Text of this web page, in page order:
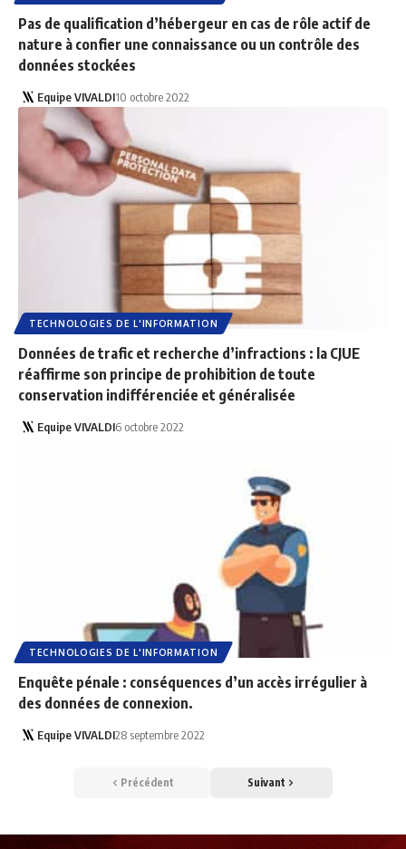
Pas de qualification d’hébergeur en cas de rôle actif de
nature à confier une connaissance ou un contrôle des
données stockées
Equipe VIVALDI10 octobre 2022
TECHNOLOGIES DE L'INFORMATION
Données de trafic et recherche d’infractions : la CJUE
réaffirme son principe de prohibition de toute
conservation indifférenciée et généralisée
Equipe VIVALDI6 octobre 2022
TECHNOLOGIES DE L'INFORMATION
Enquête pénale : conséquences d’un accès irrégulier à
des données de connexion.
Equipe VIVALDI28 septembre 2022
Précédent Suivant